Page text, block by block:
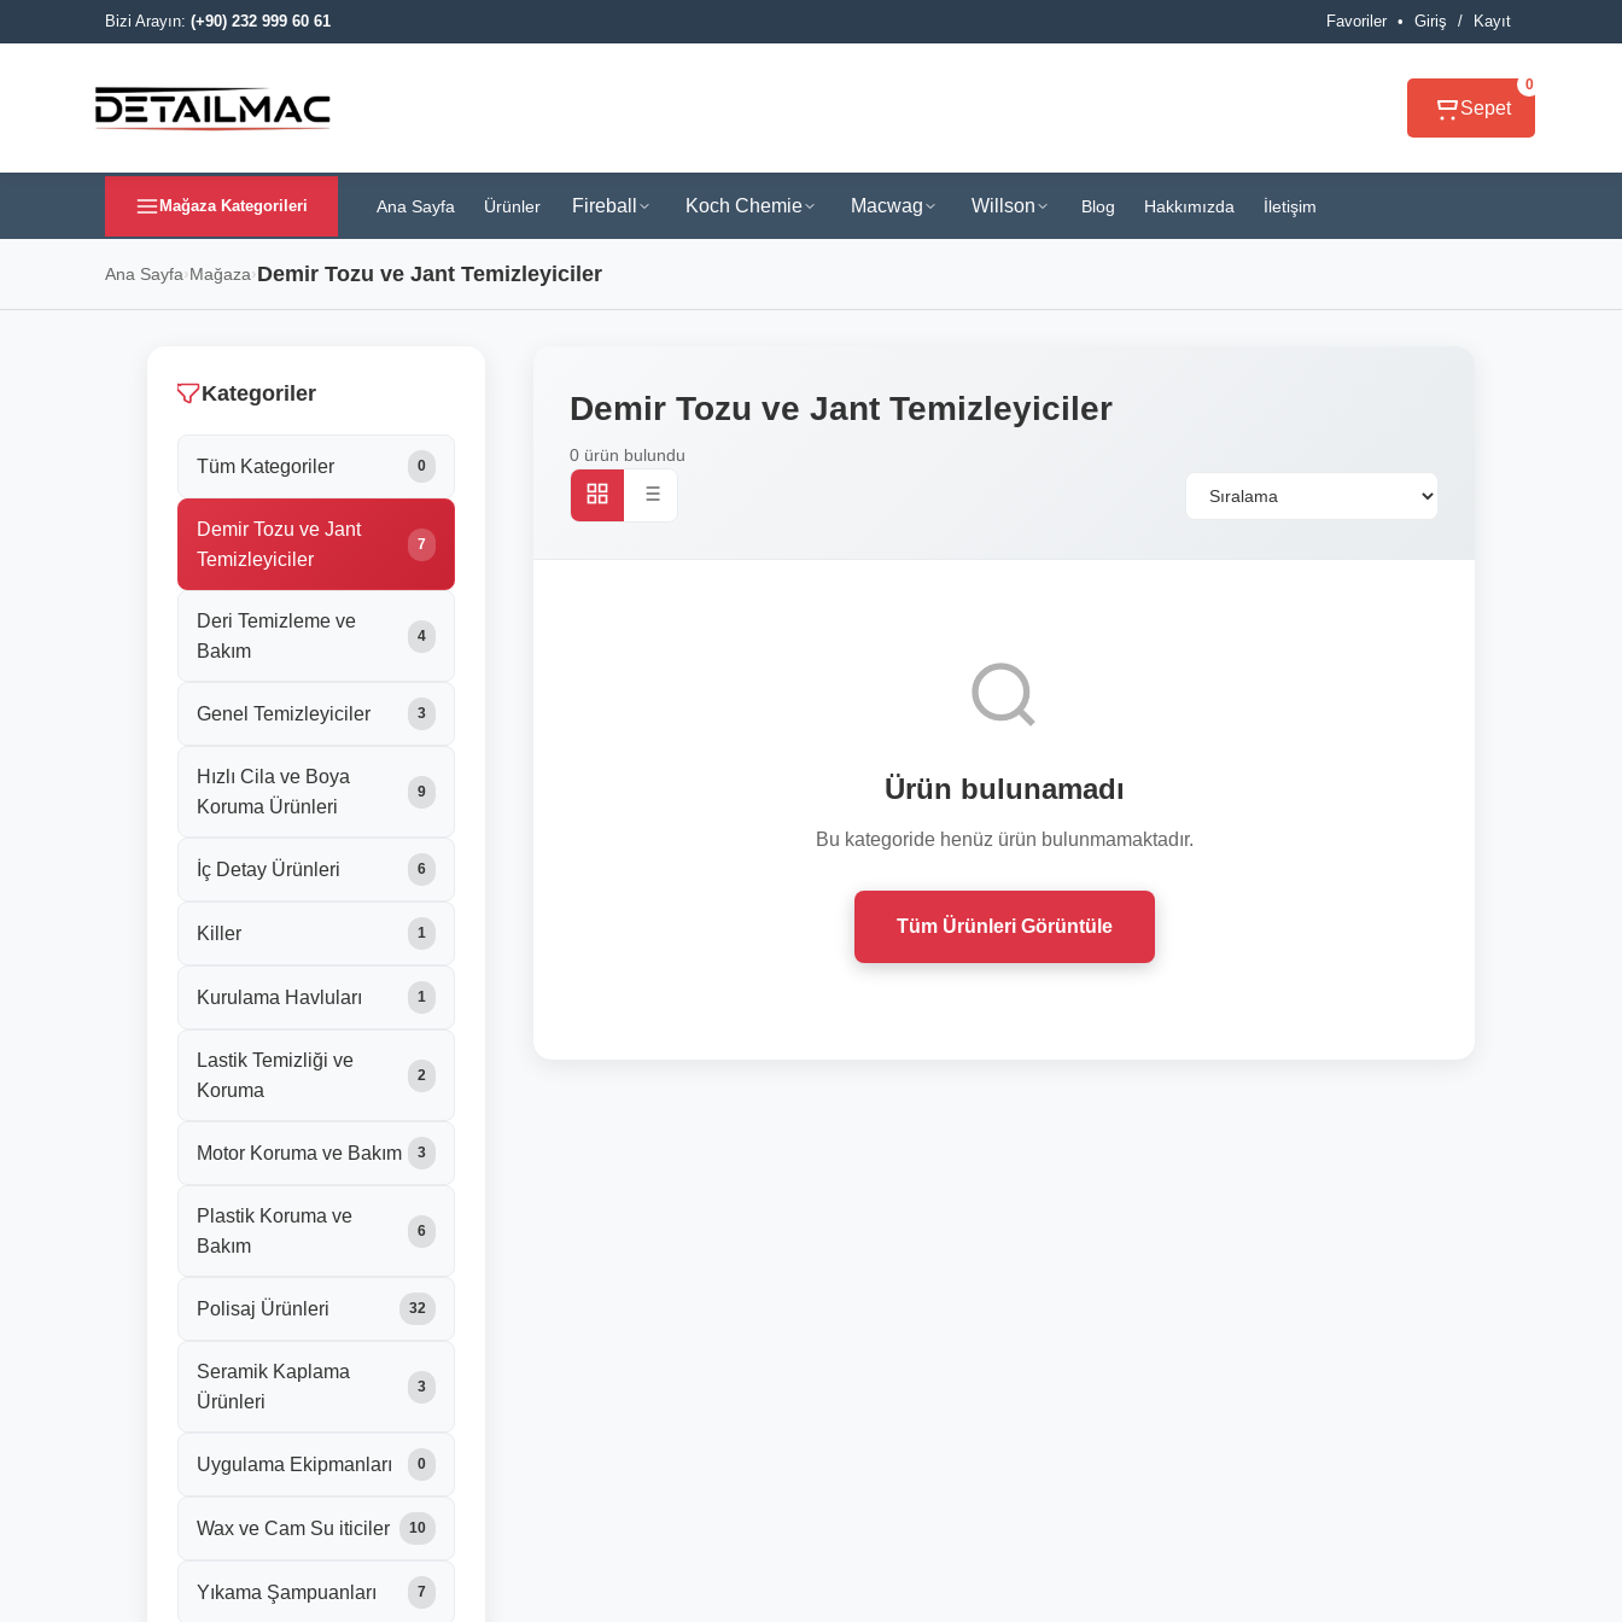
Bizi Arayın: (+90) 232 999 60 61 Favoriler • Giriş / Kayıt
Sepet
0
Mağaza Kategorileri Ana Sayfa Ürünler Fireball Koch Chemie Macwag Willson Blog Hakkımızda İletişim
Ana Sayfa›Mağaza›Demir Tozu ve Jant Temizleyiciler
Kategoriler
Tüm Kategoriler 0
Demir Tozu ve Jant
Temizleyiciler
7
Deri Temizleme ve
Bakım
4
Genel Temizleyiciler 3
Hızlı Cila ve Boya
Koruma Ürünleri
9
İç Detay Ürünleri 6
Killer 1
Kurulama Havluları 1
Lastik Temizliği ve
Koruma
2
Motor Koruma ve Bakım 3
Plastik Koruma ve
Bakım
6
Polisaj Ürünleri 32
Seramik Kaplama
Ürünleri
3
Uygulama Ekipmanları 0
Wax ve Cam Su iticiler 10
Yıkama Şampuanları 7
Demir Tozu ve Jant Temizleyiciler
0 ürün bulundu
Ürün bulunamadı
Bu kategoride henüz ürün bulunmamaktadır.
Tüm Ürünleri Görüntüle